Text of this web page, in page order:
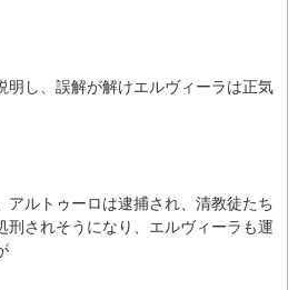
明し、誤解が解けエルヴィーラは正気
アルトゥーロは逮捕され、清教徒たち
刑されそうになり、エルヴィーラも運